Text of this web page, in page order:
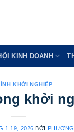
KINH DOANH
KHỞI NGHIỆP
khởi
1 19, 2026 BỞI